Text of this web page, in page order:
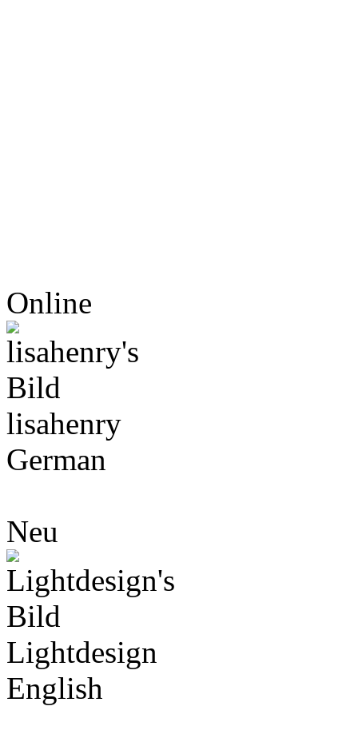
Online
lisahenry
German
Neu
Lightdesign
English